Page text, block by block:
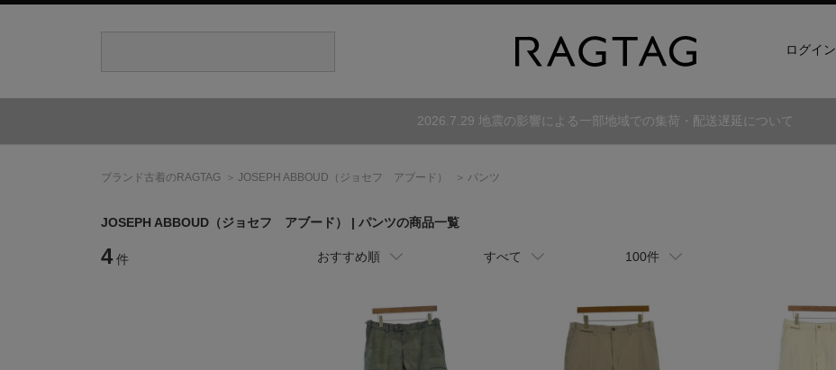
ログイン
2026.7.29 地震の影響による一部地域での集荷・配送遅延について
ブランド古着のRAGTAG JOSEPH ABBOUD （ジョセフ アブード） パンツ
JOSEPH ABBOUD （ジョセフ アブード） | パンツの商品一覧
4 件 おすすめ順 すべて 100件